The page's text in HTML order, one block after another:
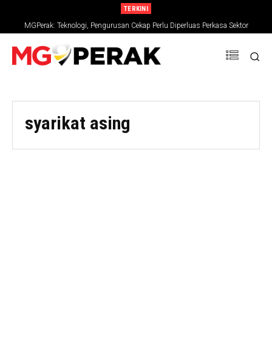
TERKINI
MGPerak: Teknologi, Pengurusan Cekap Perlu Diperluas Perkasa Sektor
Pertanian
syarikat asing